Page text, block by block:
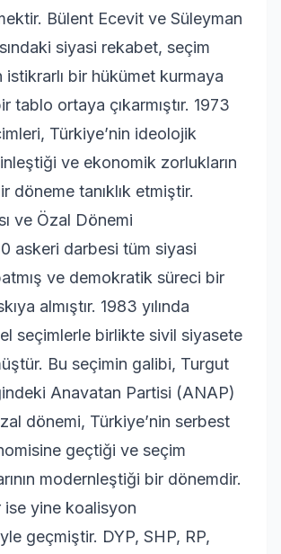
Bülent Ecevit ve Süleyman
siyasi rekabet, seçim
istikrarlı bir hükümet kurmaya
tablo ortaya çıkarmıştır. 1973
Türkiye’nin ideolojik
ve ekonomik zorlukların
döneme tanıklık etmiştir.
ve Özal Dönemi
askeri darbesi tüm siyasi
ve demokratik süreci bir
almıştır. 1983 yılında
seçimlerle birlikte sivil siyasete
Bu seçimin galibi, Turgut
Anavatan Partisi (ANAP)
dönemi, Türkiye’nin serbest
geçtiği ve seçim
modernleştiği bir dönemdir.
ise yine koalisyon
geçmiştir. DYP, SHP, RP,